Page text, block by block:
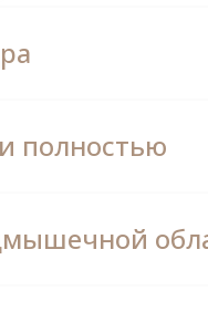
полностью